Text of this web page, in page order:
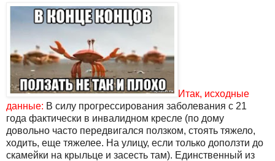
Итак, исходные
данные: В силу прогрессирования заболевания с 21
года фактически в инвалидном кресле (по дому
довольно часто передвигался ползком, стоять тяжело,
ходить, еще тяжелее. На улицу, если только доползти до
скамейки на крыльце и засесть там). Единственный из